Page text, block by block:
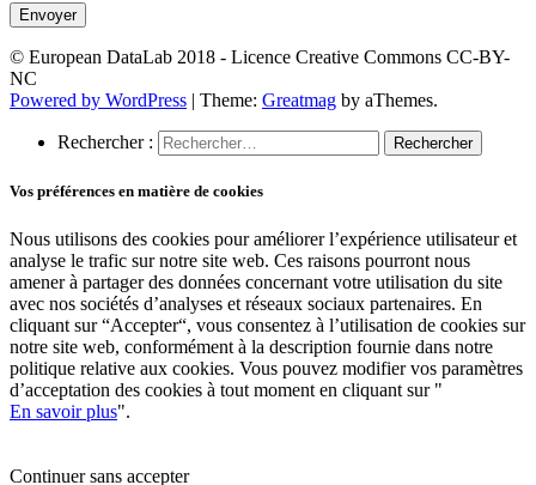
laisser
ce
champ
vide.
© European DataLab 2018 - Licence Creative Commons CC-BY-
NC
Powered by WordPress | Theme: Greatmag by aThemes.
Rechercher :
Vos préférences en matière de cookies
Nous utilisons des cookies pour améliorer l’expérience utilisateur et
analyse le trafic sur notre site web. Ces raisons pourront nous
amener à partager des données concernant votre utilisation du site
avec nos sociétés d’analyses et réseaux sociaux partenaires. En
cliquant sur “Accepter“, vous consentez à l’utilisation de cookies sur
notre site web, conformément à la description fournie dans notre
politique relative aux cookies. Vous pouvez modifier vos paramètres
d’acceptation des cookies à tout moment en cliquant sur "
En savoir plus".
Continuer sans accepter